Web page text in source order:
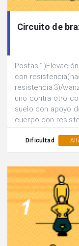
Circuito de
con
uno contra otro
suelo con apoyo
cuerpo con
Dificultad